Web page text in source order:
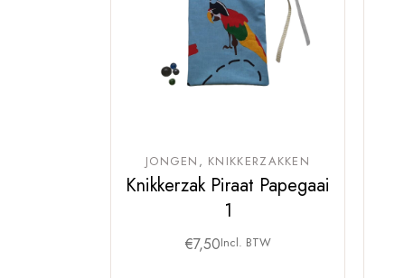
JONGEN KNIKKERZAKKEN
Knikkerzak Piraat Papegaai
1
€7,50Incl. BTW